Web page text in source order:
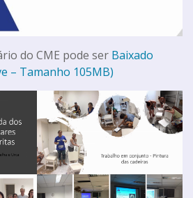
do CME pode ser Baixado
– Tamanho 105MB)